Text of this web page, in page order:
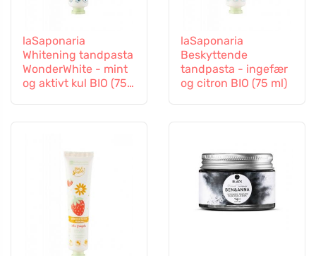
laSaponaria
Whitening tandpasta
WonderWhite - mint
og aktivt kul BIO (75
laSaponaria
Beskyttende
tandpasta - ingefær
og citron BIO (75 ml)